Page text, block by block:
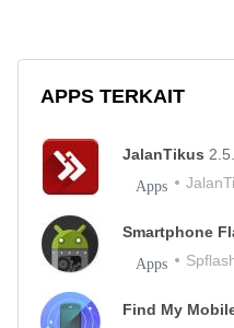
APPS TERKAIT
JalanTikus
Apps
Smartphone
Apps
Find My